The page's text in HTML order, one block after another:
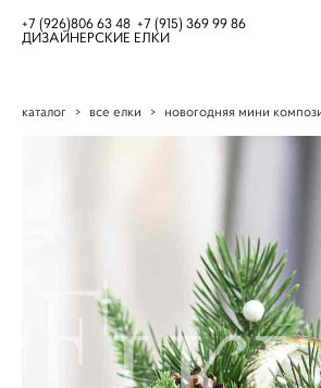
+7 (926)806 63 48 +7 (915) 369 99 86
ДИЗАЙНЕРСКИЕ ЕЛКИ
каталог > все елки > новогодняя мини